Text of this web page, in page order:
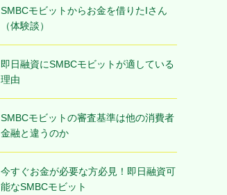
SMBCモビットからお金を借りたIさん
（体験談）
即日融資にSMBCモビットが適している
理由
SMBCモビットの審査基準は他の消費者
金融と違うのか
今すぐお金が必要な方必見！即日融資可
能なSMBCモビット